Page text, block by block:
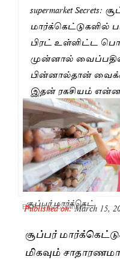
supermarket Secrets:
மார்க்கெட்டுகளில்
பிரட் உள்ளிட்ட
முன்னால்
பின்னால்தான்
இதன் ரகசியம் என்ன
சூப்பர் மார்க்கெட்
ByPushpa Gopinath
Published on:March 15,
சூப்பர்
மிகவும்